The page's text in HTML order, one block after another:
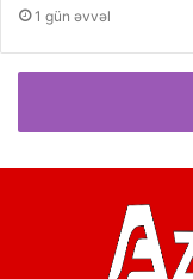
1 gün əvvəl